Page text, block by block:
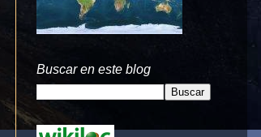
Buscar en este blog